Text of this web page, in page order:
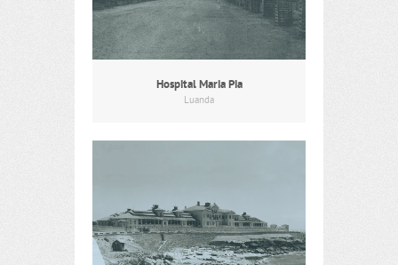
Hospital Maria Pia
Luanda